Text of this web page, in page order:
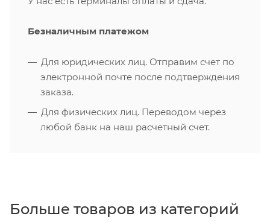
Безналичным платежом
Для юридических лиц. Отправим счет по
электронной почте после подтверждения
заказа.
Для физических лиц. Переводом через
любой банк на наш расчетный счет.
Больше товаров из категорий